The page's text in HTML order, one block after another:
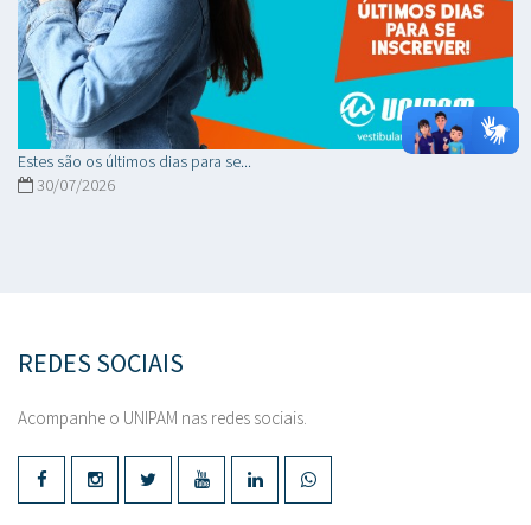
Estes são os últimos dias para se...
30/07/2026
REDES SOCIAIS
Acompanhe o UNIPAM nas redes sociais.